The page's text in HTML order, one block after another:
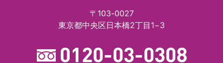
〒103-0027
東京都中央区日本橋2丁目1−3